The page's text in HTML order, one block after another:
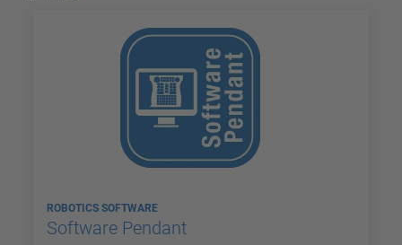
ROBOTICS SOFTWARE
Software Pendant